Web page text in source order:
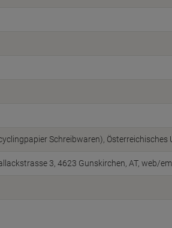
Schreibwaren) Österreichisches
3, 4623 Gunskirchen, AT, web/